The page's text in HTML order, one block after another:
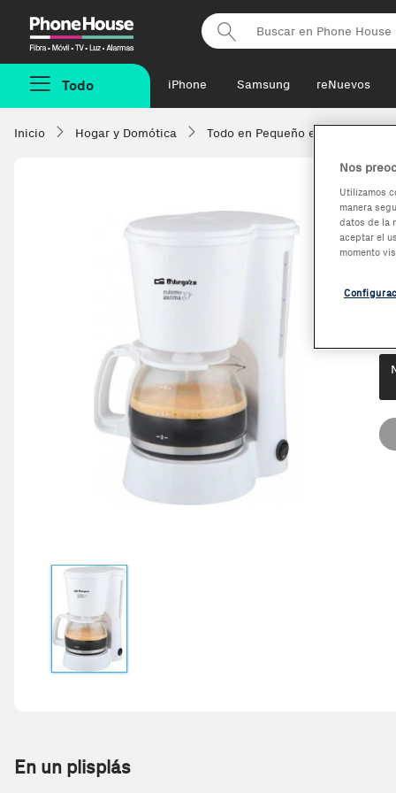
Phonehouse
Todo iPhone Samsung reNuevos
Inicio Hogar y Domótica Todo en Pequeño
En un plisplás
Nos
Utilizamos
manera
datos de la
aceptar el
momento